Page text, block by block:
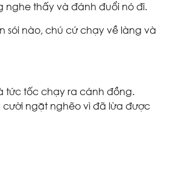
nghe thấy và đánh đuổi nó đi.
sói nào, chú cứ chạy về làng và
tức tốc chạy ra cánh đồng.
cười ngặt nghẽo vì đã lừa được